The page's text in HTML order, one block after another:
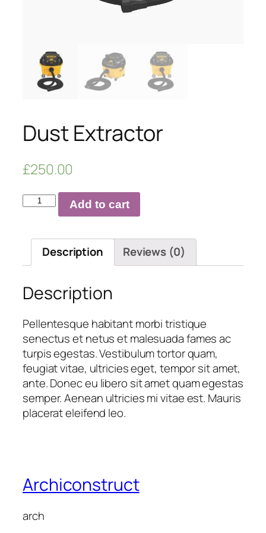
Dust Extractor
£250.00
Dust
Extractor
Add to cart
Description Reviews (0)
Description
Pellentesque habitant morbi tristique
senectus et netus et malesuada fames ac
turpis egestas. Vestibulum tortor quam,
feugiat vitae, ultricies eget, tempor sit amet,
ante. Donec eu libero sit amet quam egestas
semper. Aenean ultricies mi vitae est. Mauris
placerat eleifend leo.
Archiconstruct
arch